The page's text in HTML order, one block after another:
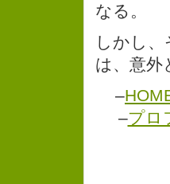
なる。
しかし
は、意外
–
–プロ